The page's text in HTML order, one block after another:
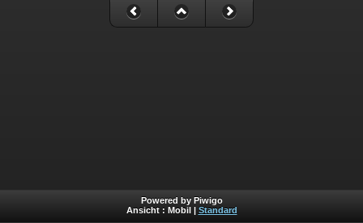
Powered by Piwigo
Ansicht : Mobil Standard